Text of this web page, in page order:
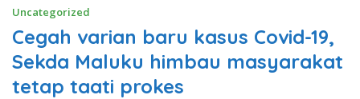
Uncategorized
Cegah varian baru kasus Covid-19,
Sekda Maluku himbau masyarakat
tetap taati prokes